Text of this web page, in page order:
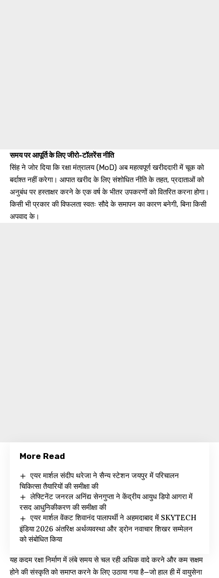
समय पर आपूर्ति के लिए जीरो-टॉलरेंस नीति
सिंह ने जोर दिया कि रक्षा मंत्रालय (MoD) अब महत्वपूर्ण खरीददारी में चूक को
बर्दाश्त नहीं करेगा। आपात खरीद के लिए संशोधित नीति के तहत, प्रदाताओं को
अनुबंध पर हस्ताक्षर करने के एक वर्ष के भीतर उपकरणों को वितरित करना होगा।
किसी भी प्रकार की विफलता स्वतः सौदे के समापन का कारण बनेगी, बिना किसी
अपवाद के।
More Read
एयर मार्शल संदीप थरेजा ने सैन्य स्टेशन जयपुर में परिचालन
चिकित्सा तैयारियों की समीक्षा की
लेफ्टिनेंट जनरल अनिंद्य सेनगुप्ता ने केंद्रीय आयुध डिपो आगरा में
रसद आधुनिकीकरण की समीक्षा की
एयर मार्शल वेंकट शिवानंद पालापर्थी ने अहमदाबाद में SKYTECH
इंडिया 2026 अंतरिक्ष अर्थव्यवस्था और ड्रोन नवाचार शिखर सम्मेलन
को संबोधित किया
यह कदम रक्षा निर्माण में लंबे समय से चल रही अधिक वादे करने और कम सक्षम
होने की संस्कृति को समाप्त करने के लिए उठाया गया है—जो हाल ही में वायुसेना